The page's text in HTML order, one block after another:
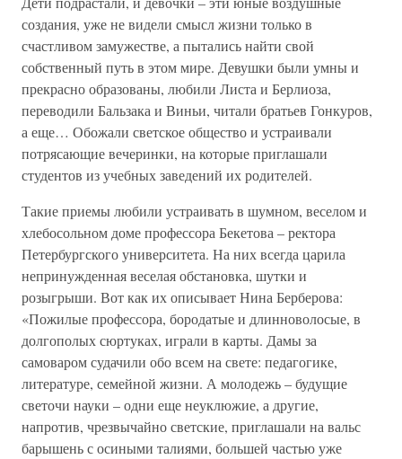
создания, уже не видели смысл жизни только в
счастливом замужестве, а пытались найти свой
собственный путь в этом мире. Девушки были умны и
прекрасно образованы, любили Листа и Берлиоза,
переводили Бальзака и Виньи, читали братьев Гонкуров,
а еще… Обожали светское общество и устраивали
потрясающие вечеринки, на которые приглашали
студентов из учебных заведений их родителей.
Такие приемы любили устраивать в шумном, веселом и
хлебосольном доме профессора Бекетова – ректора
Петербургского университета. На них всегда царила
непринужденная веселая обстановка, шутки и
розыгрыши. Вот как их описывает Нина Берберова:
«Пожилые профессора, бородатые и длинноволосые, в
долгополых сюртуках, играли в карты. Дамы за
самоваром судачили обо всем на свете: педагогике,
литературе, семейной жизни. А молодежь – будущие
светочи науки – одни еще неуклюжие, а другие,
напротив, чрезвычайно светские, приглашали на вальс
барышень с осиными талиями, большей частью уже